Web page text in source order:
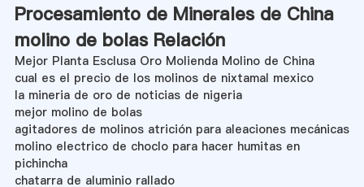
Procesamiento de Minerales de China
molino de bolas Relación
Mejor Planta Esclusa Oro Molienda Molino de China
cual es el precio de los molinos de nixtamal mexico
la mineria de oro de noticias de nigeria
mejor molino de bolas
agitadores de molinos atrición para aleaciones mecánicas
molino electrico de choclo para hacer humitas en
pichincha
chatarra de aluminio rallado